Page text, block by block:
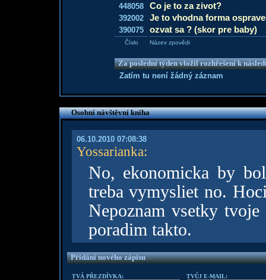
448058 Co je to za zivot?
392002 Je to vhodna forma
390075 ozvat sa ? (skor pre baby)
Číslo Název zpovědi
Za poslední týden vložil rozhřešení k
Zatím tu není žádný záznam
Osobní návštěvní kniha
06.10.2010 07:08:38
Yossarianka:
No, ekonomicka by
treba vymysliet no.
Nepoznam vsetky
poradim takto.
Přidání nového zápisu
TVÁ PŘEZDÍVKA: TVŮJ E-MAIL: